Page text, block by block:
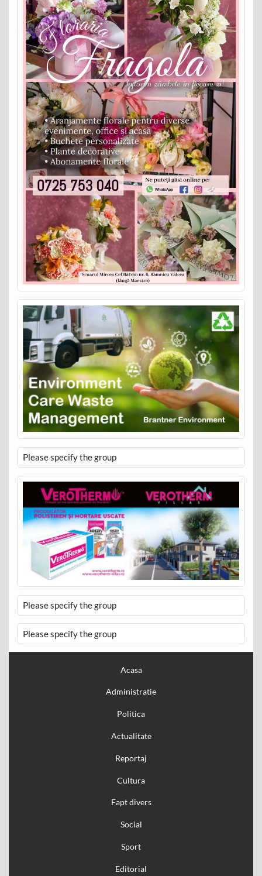
Please specify the group
Please specify the group
Please specify the group
Acasa
Administratie
Politica
Actualitate
Reportaj
Cultura
Fapt divers
Social
Sport
Editorial